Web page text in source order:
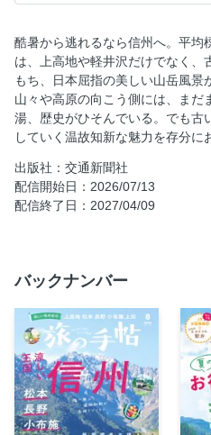
大特集 唯一無二、温故知新
憧れの山岳リゾートになっ
地” ●松本市
歳月が育んだ心地よさ 信州
気持ちいい〜！ ヤッホーハ
常識はずれな？ 信州の湖沼
二つのアルプスに抱かれた理
行
長野で必訪の名湯といえば？
てきた城下町で
【信州まち歩き】 小布施 栗と北斎と
その先へ
【信州まち歩き】 上田 古
なぐ町
信州縄文一万年の旅
酷暑から逃れるなら信州へ。平均
は、上高地や軽井沢だけでなく、
もち、日本屈指の美しい山岳風景
山々や高原の向こう側には、まだ
湯、歴史がひそんでいる。でも古
していく温故知新な魅力を存分に
出版社：交通新聞社
配信開始日：2026/07/13
配信終了日：2027/04/09
バックナンバー